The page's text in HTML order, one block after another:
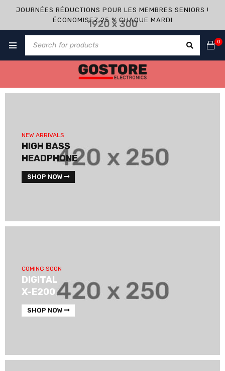
JOURNÉES RÉDUCTIONS POUR LES MEMBRES SENIORS !
ÉCONOMISEZ 25 % CHAQUE MARDI
0
NEW ARRIVALS
HIGH BASS
HEADPHONE
SHOP NOW
COMING SOON
DIGITAL
X-E200
SHOP NOW